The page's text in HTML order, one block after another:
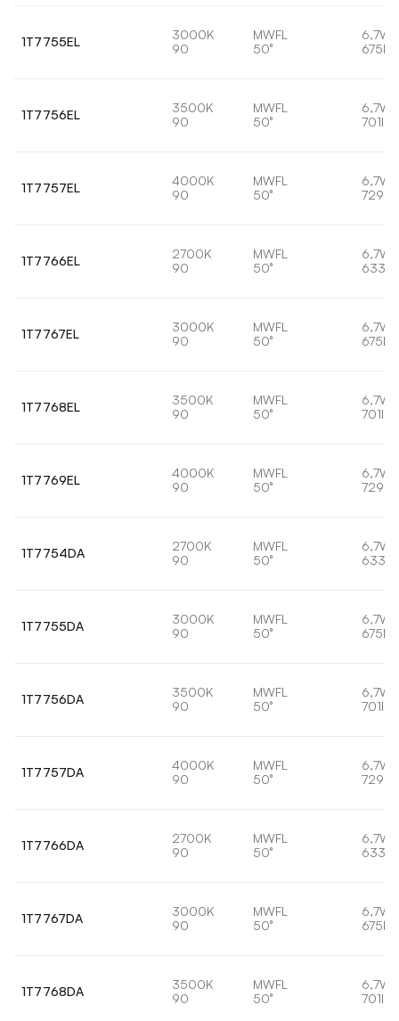
1T7755EL
3000K
90
MWFL
50°
6,7W
675lm
1T7756EL
3500K
90
MWFL
50°
6,7W
701lm
1T7757EL
4000K
90
MWFL
50°
6,7W
729lm
1T7766EL
2700K
90
MWFL
50°
6,7W
633lm
1T7767EL
3000K
90
MWFL
50°
6,7W
675lm
1T7768EL
3500K
90
MWFL
50°
6,7W
701lm
1T7769EL
4000K
90
MWFL
50°
6,7W
729lm
1T7754DA
2700K
90
MWFL
50°
6,7W
633lm
1T7755DA
3000K
90
MWFL
50°
6,7W
675lm
1T7756DA
3500K
90
MWFL
50°
6,7W
701lm
1T7757DA
4000K
90
MWFL
50°
6,7W
729lm
1T7766DA
2700K
90
MWFL
50°
6,7W
633lm
1T7767DA
3000K
90
MWFL
50°
6,7W
675lm
1T7768DA
3500K
90
MWFL
50°
6,7W
701lm